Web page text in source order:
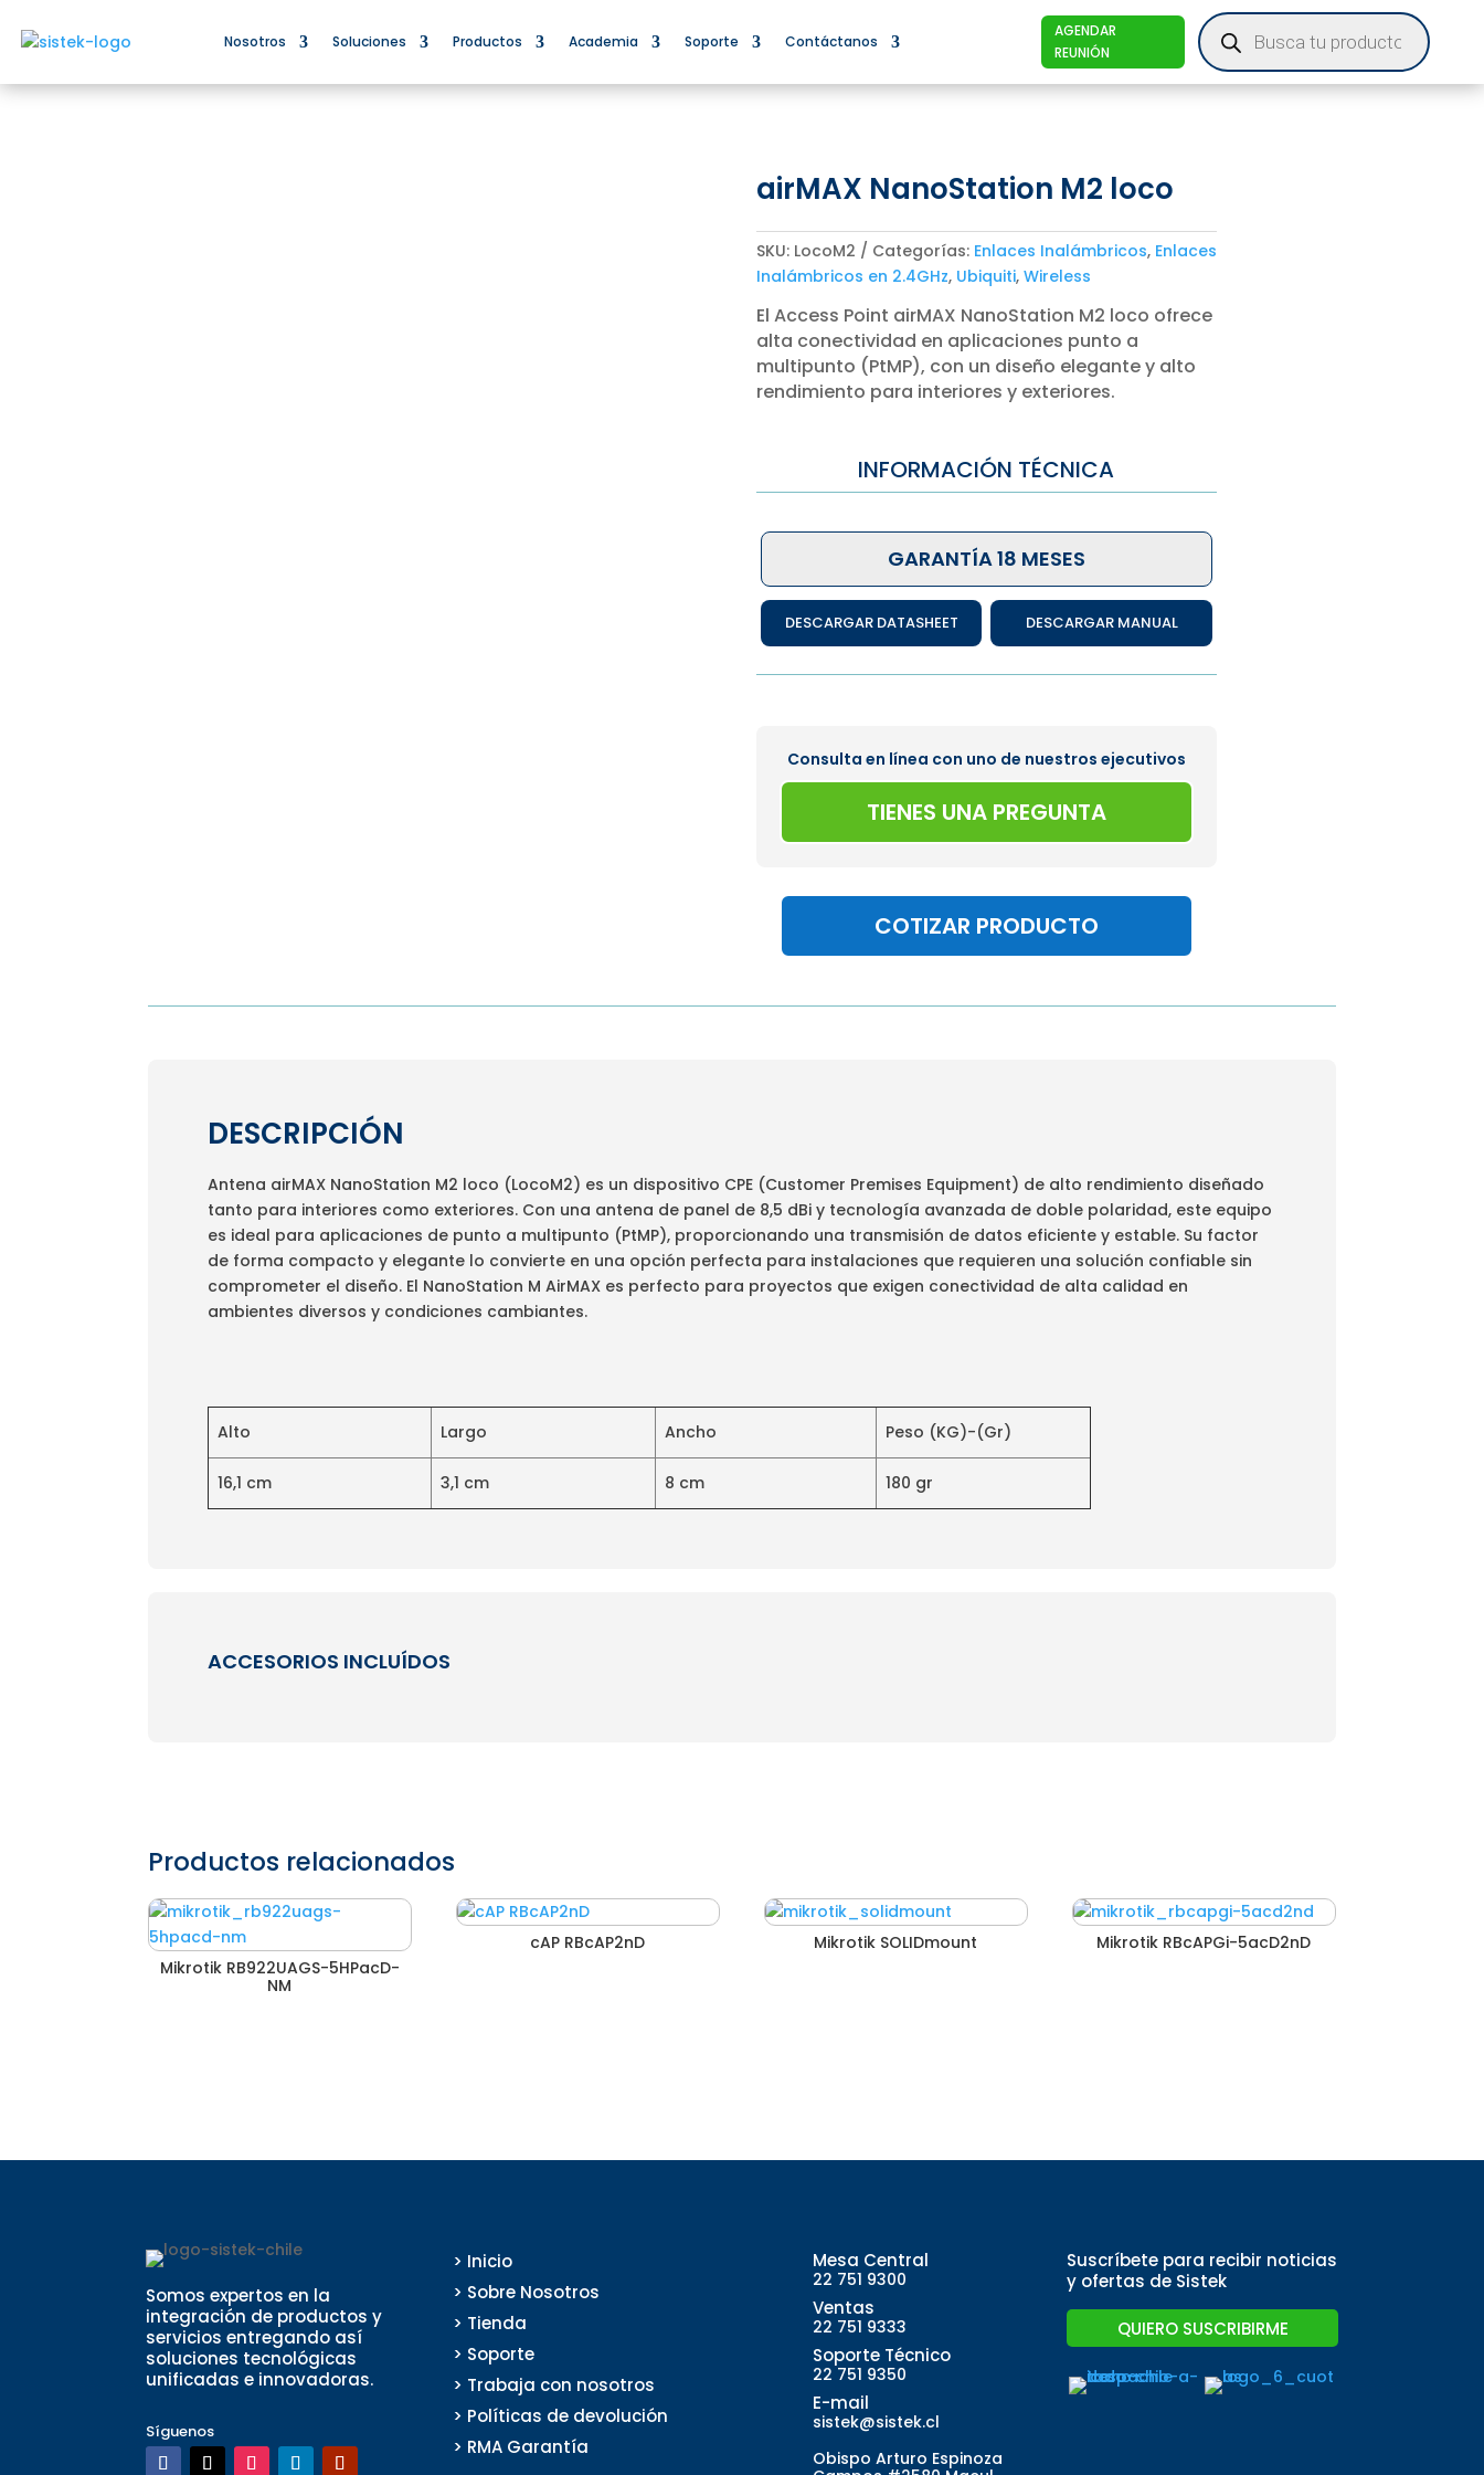
Nosotros Soluciones Productos Academia Soporte Contáctanos
AGENDAR
REUNIÓN
Products
search
airMAX NanoStation M2 loco
SKU: LocoM2 Categorías: Enlaces Inalámbricos, Enlaces
Inalámbricos en 2.4GHz, Ubiquiti, Wireless
El Access Point airMAX NanoStation M2 loco ofrece
alta conectividad en aplicaciones punto a
multipunto (PtMP), con un diseño elegante y alto
rendimiento para interiores y exteriores.
INFORMACIÓN TÉCNICA
GARANTÍA 18 MESES
DESCARGAR DATASHEET DESCARGAR MANUAL
Consulta en línea con uno de nuestros ejecutivos
TIENES UNA PREGUNTA
COTIZAR PRODUCTO
DESCRIPCIÓN
Antena airMAX NanoStation M2 loco (LocoM2) es un dispositivo CPE (Customer Premises Equipment) de alto rendimiento diseñado
tanto para interiores como exteriores. Con una antena de panel de 8,5 dBi y tecnología avanzada de doble polaridad, este equipo
es ideal para aplicaciones de punto a multipunto (PtMP), proporcionando una transmisión de datos eficiente y estable. Su factor
de forma compacto y elegante lo convierte en una opción perfecta para instalaciones que requieren una solución confiable sin
comprometer el diseño. El NanoStation M AirMAX es perfecto para proyectos que exigen conectividad de alta calidad en
ambientes diversos y condiciones cambiantes.
Alto Largo Ancho Peso (KG)-(Gr)
16,1 cm 3,1 cm 8 cm 180 gr
ACCESORIOS INCLUÍDOS
Productos relacionados
Mikrotik RB922UAGS-5HPacD-
NM
cAP RBcAP2nD Mikrotik SOLIDmount Mikrotik RBcAPGi-5acD2nD
Somos expertos en la
integración de productos y
servicios entregando así
soluciones tecnológicas
unificadas e innovadoras.
Síguenos
> Inicio
> Sobre Nosotros
> Tienda
> Soporte
> Trabaja con nosotros
> Políticas de devolución
> RMA Garantía
Mesa Central
22 751 9300
Ventas
22 751 9333
Soporte Técnico
22 751 9350
E-mail
sistek@sistek.cl
Obispo Arturo Espinoza
Suscríbete para recibir noticias
y ofertas de Sistek
QUIERO SUSCRIBIRME